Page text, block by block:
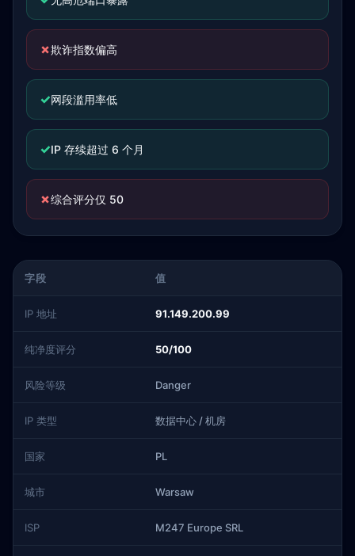
✗欺诈指数偏高
✓网段滥用率低
✓IP 存续超过 6 个月
✗综合评分仅 50
字段 值
IP 地址 91.149.200.99
纯净度评分 50/100
风险等级 Danger
IP 类型 数据中心 / 机房
国家 PL
城市 Warsaw
ISP M247 Europe SRL